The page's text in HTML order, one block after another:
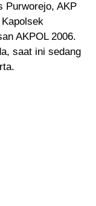
Purworejo, AKP
AKPOL 2006.
saat ini sedang